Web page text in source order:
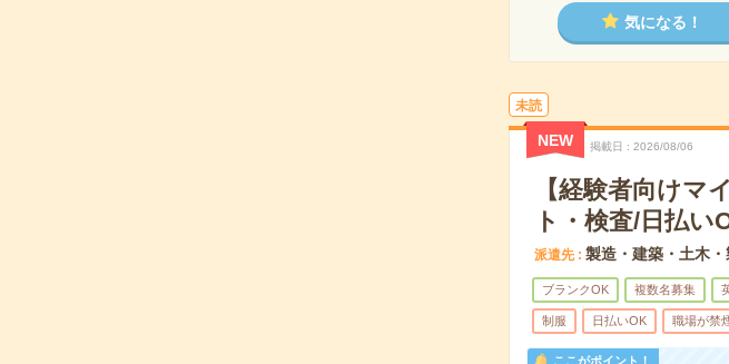
気になる！
未読
NEW 掲載日 2026/08/06
【経験者向けマ
ト・検査/日払い
派遣先 製造・建築・土木
ブランクOK 複数名募集
制服 日払いOK 職場が禁
ここがポイント！